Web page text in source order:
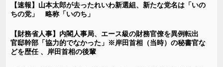
【速報】山本太郎が去ったれいわ新選組、新たな党名は「いの
ちの党」 略称「いのち」
【財務省人事】内閣人事局、エース級の財務官僚を異例転出
官邸幹部「協力的でなかった」※岸田首相（当時）の秘書官な
どを歴任 、岸田首相の後輩